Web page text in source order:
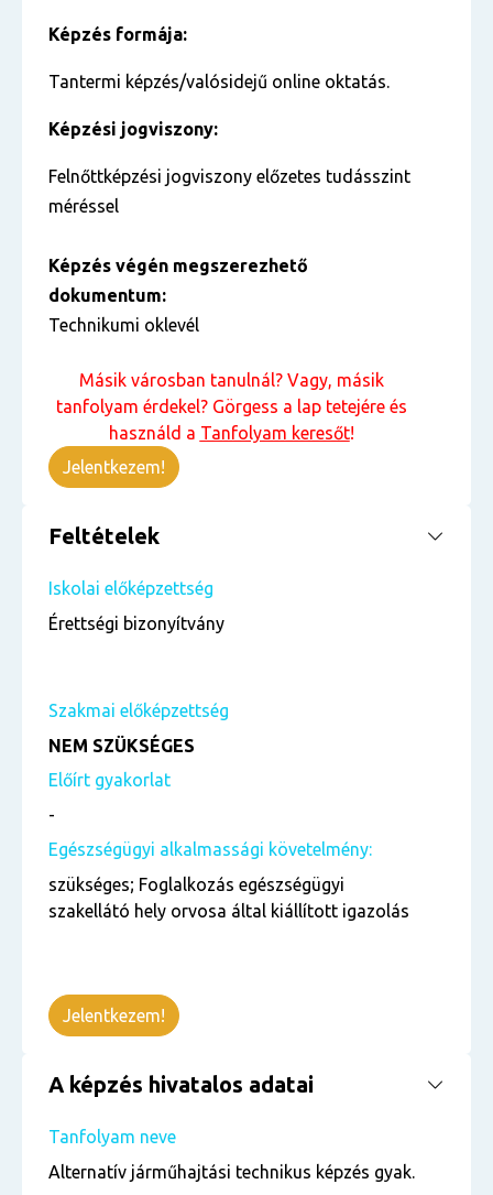
Képzés formája:
Tantermi képzés/valósidejű online oktatás.
Képzési jogviszony:
Felnőttképzési jogviszony előzetes tudásszint
méréssel
Képzés végén megszerezhető
dokumentum:
Technikumi oklevél
Másik városban tanulnál? Vagy, másik
tanfolyam érdekel? Görgess a lap tetejére és
használd a Tanfolyam keresőt!
Jelentkezem!
Feltételek
Iskolai előképzettség
Érettségi bizonyítvány
Szakmai előképzettség
NEM SZÜKSÉGES
Előírt gyakorlat
-
Egészségügyi alkalmassági követelmény:
szükséges; Foglalkozás egészségügyi
szakellátó hely orvosa által kiállított igazolás
Jelentkezem!
A képzés hivatalos adatai
Tanfolyam neve
Alternatív járműhajtási technikus képzés gyak.